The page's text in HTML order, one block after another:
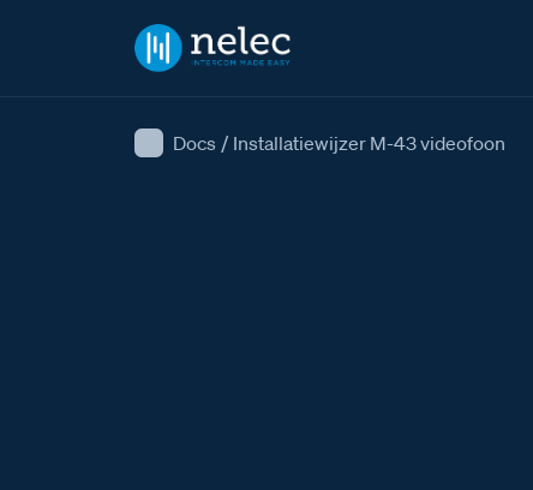
Docs / Installatiewijzer M-43 videofoon